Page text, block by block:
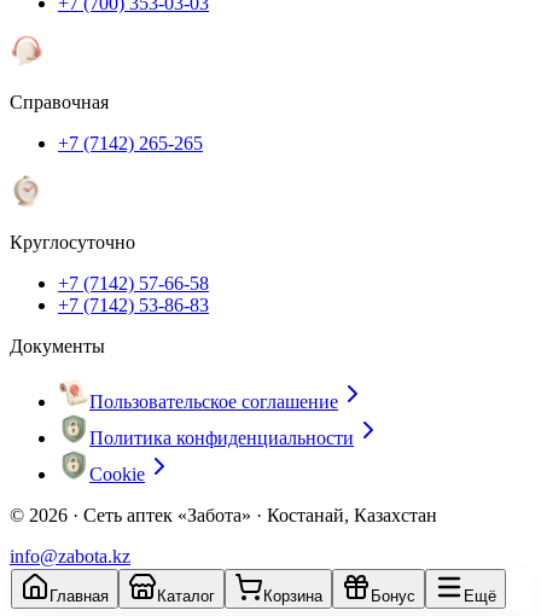
Справочная
+7 (7142) 265-265
Круглосуточно
+7 (7142) 57-66-58
+7 (7142) 53-86-83
Документы
Пользовательское соглашение
Политика конфиденциальности
Cookie
© 2026 · Сеть аптек «Забота» · Костанай, Казахстан
info@zabota.kz
Главная Каталог Корзина Бонус Ещё